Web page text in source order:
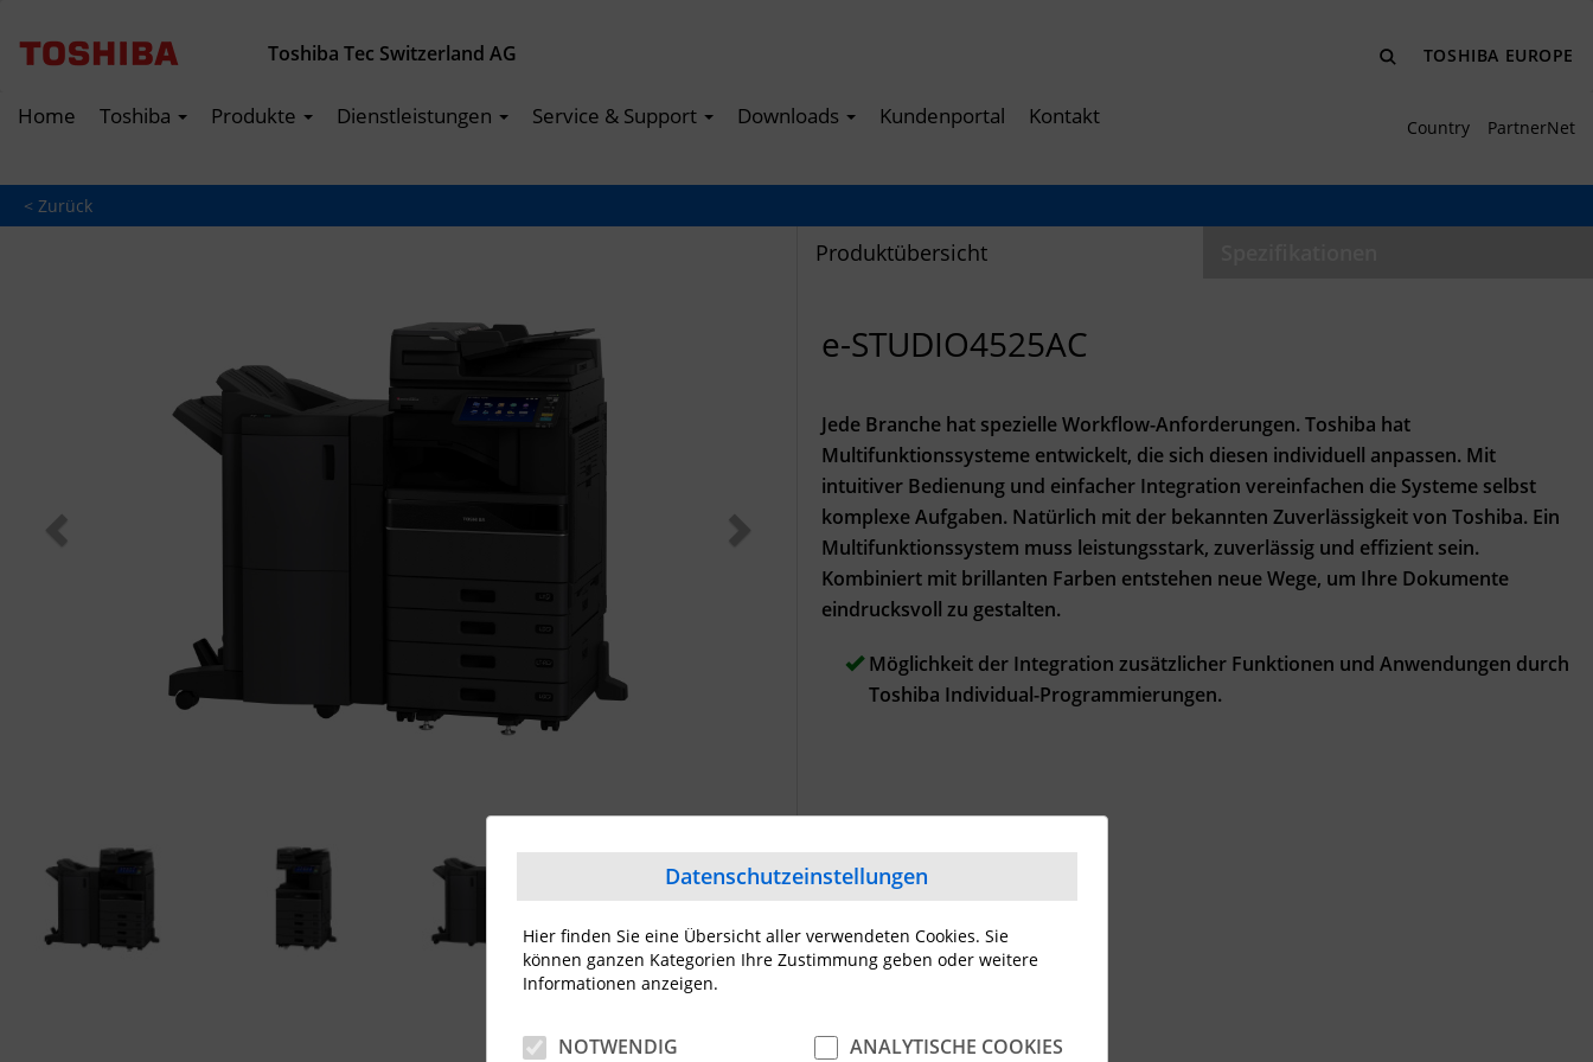
Toshiba Tec Switzerland AG TOSHIBA EUROPE
Home Toshiba Produkte Dienstleistungen Service & Support Downloads Kundenportal Kontakt Country PartnerNet
< Zurück
Produktübersicht
e-STUDIO4525AC
Jede Branche hat spezielle Workflow-Anforderungen. Toshiba hat
Multifunktionssysteme entwickelt, die sich diesen individuell anpassen. Mit
intuitiver Bedienung und einfacher Integration vereinfachen die Systeme selbst
komplexe Aufgaben. Natürlich mit der bekannten Zuverlässigkeit von Toshiba. Ein
Multifunktionssystem muss leistungsstark, zuverlässig und effizient sein.
Kombiniert mit brillanten Farben entstehen neue Wege, um Ihre Dokumente
eindrucksvoll zu gestalten.
Möglichkeit der Integration zusätzlicher Funktionen und Anwendungen durch
Toshiba Individual-Programmierungen.
Datenschutzeinstellungen
Hier finden Sie eine Übersicht aller verwendeten Cookies. Sie
können ganzen Kategorien Ihre Zustimmung geben oder weitere
Informationen anzeigen.
NOTWENDIG ANALYTISCHE COOKIES